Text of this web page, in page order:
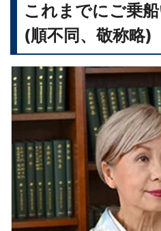
これまでにご乗
(順不同、敬称略)